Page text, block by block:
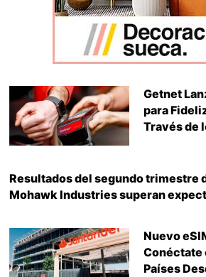
Getnet
para
Través de
Resultados del segundo trimestre
Mohawk Industries superan
Nuevo
Conéctate
Países